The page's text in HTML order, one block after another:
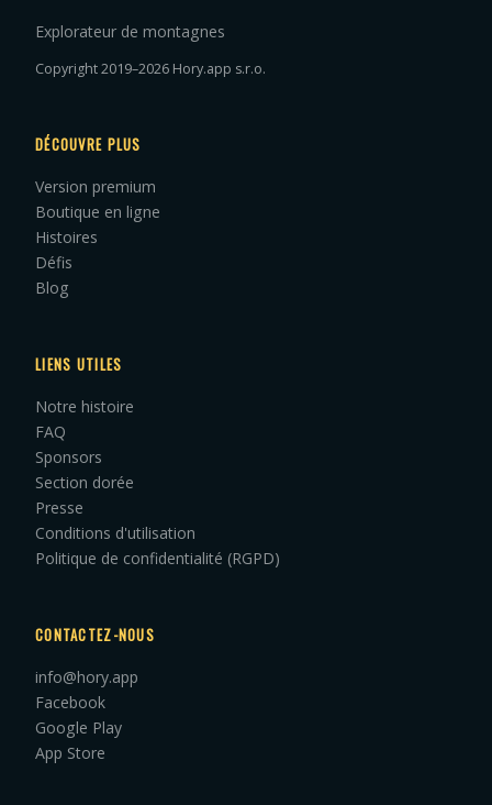
Explorateur de montagnes
Copyright 2019–2026 Hory.app s.r.o.
DÉCOUVRE PLUS
Version premium
Boutique en ligne
Histoires
Défis
Blog
LIENS UTILES
Notre histoire
FAQ
Sponsors
Section dorée
Presse
Conditions d'utilisation
Politique de confidentialité (RGPD)
CONTACTEZ-NOUS
info@hory.app
Facebook
Google Play
App Store